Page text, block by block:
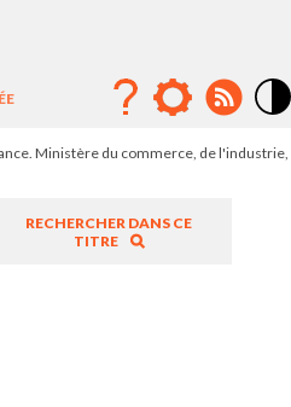
élévé
Ministère du commerce, de l'industrie,
RECHERCHER DANS CE
TITRE